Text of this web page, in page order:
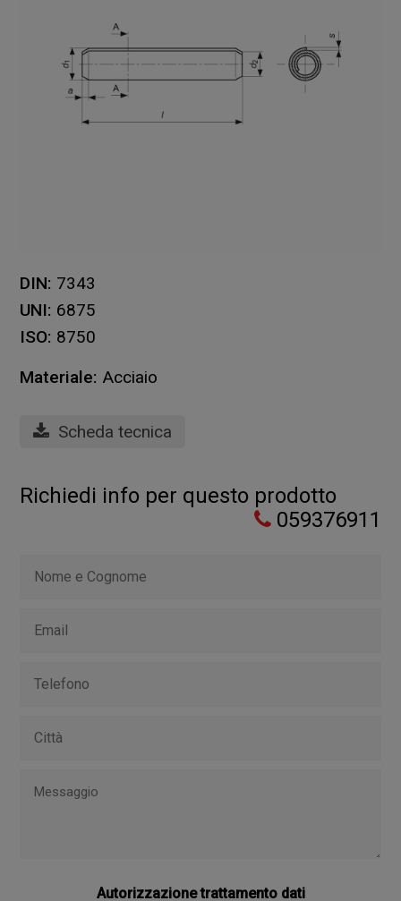
DIN: 7343
UNI: 6875
ISO: 8750
Materiale: Acciaio
Scheda tecnica
Richiedi info per questo prodotto
059376911
Autorizzazione trattamento dati